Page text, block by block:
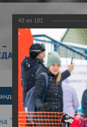
"Лыжня здоровья"
43 из 191